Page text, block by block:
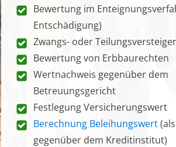
Bewertung im
Entschädigung)
Zwangs- oder
Bewertung von Erbbaurechten
Wertnachweis gegenüber dem
Betreuungsgericht
Festlegung Versicherungswert
Berechnung Beleihungswert
gegenüber dem Kreditinstitut)